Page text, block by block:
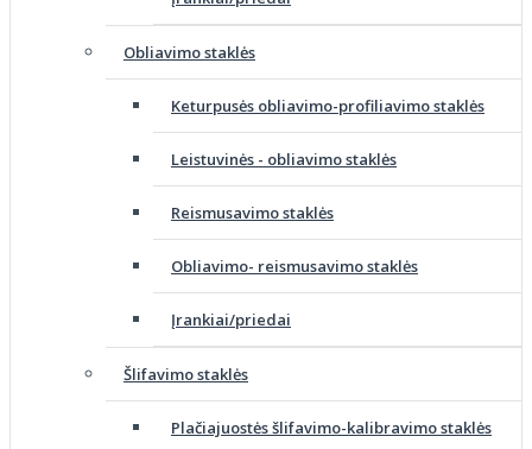
Obliavimo staklės
Keturpusės obliavimo-profiliavimo staklės
Leistuvinės - obliavimo staklės
Reismusavimo staklės
Obliavimo- reismusavimo staklės
Įrankiai/priedai
Šlifavimo staklės
Plačiajuostės šlifavimo-kalibravimo staklės